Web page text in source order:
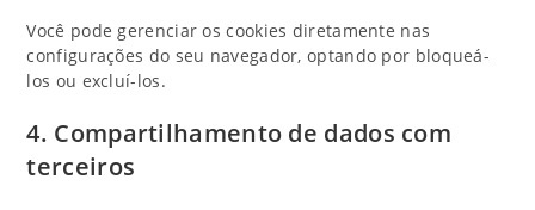
Você pode gerenciar os cookies diretamente nas
configurações do seu navegador, optando por bloqueá-
los ou excluí-los.
4. Compartilhamento de dados com
terceiros